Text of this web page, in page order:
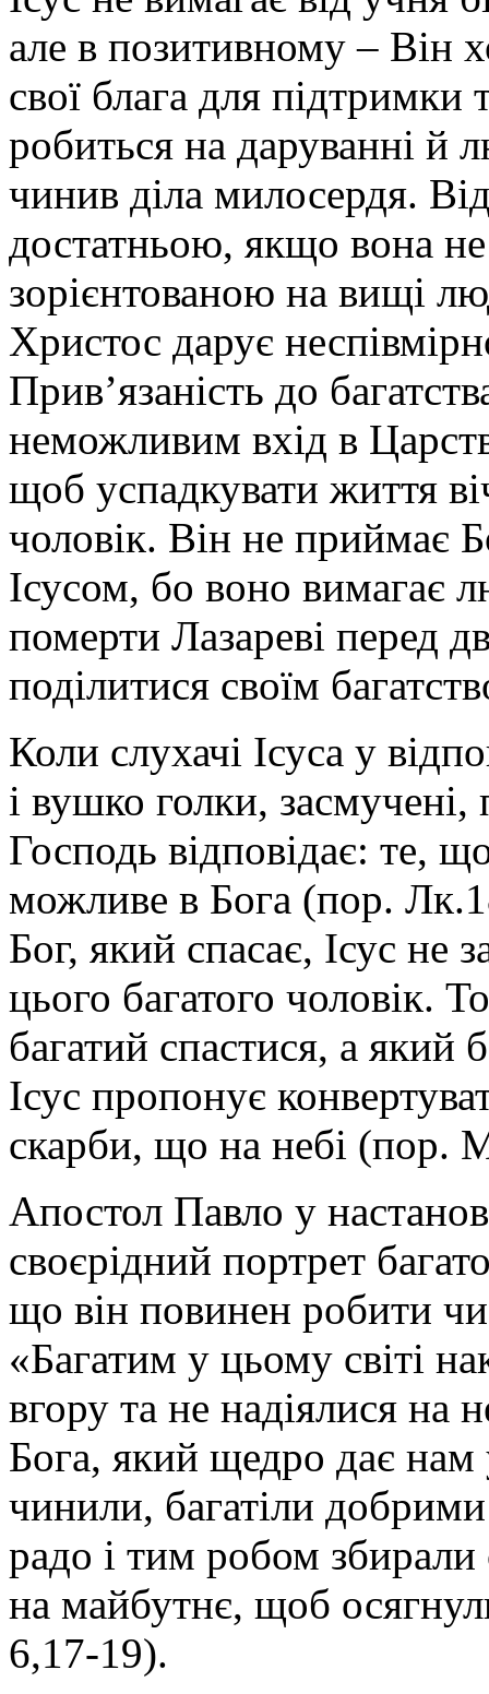
але в позитивному – Він
свої блага для
робиться на даруванні й
чинив діла милосердя.
достатньою, якщо вона
зорієнтованою на вищі
Христос дарує
Прив’язаність до
неможливим вхід в
щоб успадкувати життя
чоловік. Він не приймає
Ісусом, бо воно вимагає
померти Лазареві перед
поділитися своїм
Коли слухачі Ісуса у
і вушко голки,
Господь відповідає: те,
можливе в Бога (пор.
Бог, який спасає, Ісус не
цього багатого чоловік.
багатий спастися, а який
Ісус пропонує
скарби, що на небі (пор.
Апостол Павло у
своєрідний портрет
що він повинен робити
«Багатим у цьому світі
вгору та не надіялися на
Бога, який щедро дає
чинили, багатіли
радо і тим робом збирали
на майбутнє, щоб
6,17-19).